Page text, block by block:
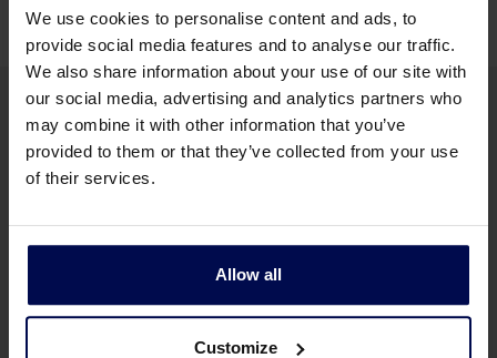
We use cookies to personalise content and ads, to
provide social media features and to analyse our traffic.
We also share information about your use of our site with
our social media, advertising and analytics partners who
may combine it with other information that you’ve
provided to them or that they’ve collected from your use
of their services.
Allow all
Customize
Wilt u meer informatie over
onze UV-
desinfectieapparatuur voor
afvalwater?